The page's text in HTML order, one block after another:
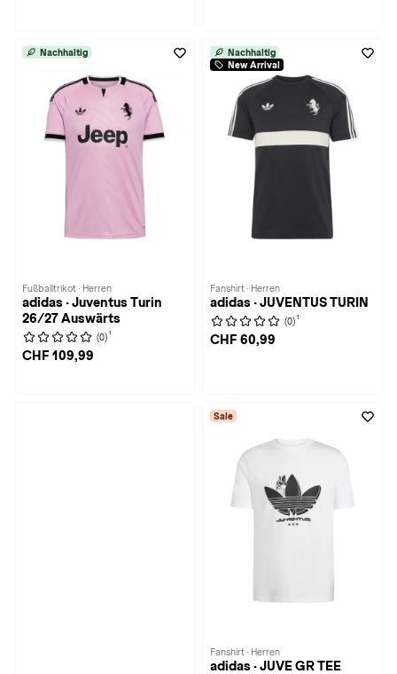
Nachhaltig
Fußballtrikot · Herren
adidas · Juventus Turin
26/27 Auswärts
(0) 1
CHF 109,99
Nachhaltig
New Arrival
Fanshirt · Herren
adidas · JUVENTUS TURIN
(0) 1
CHF 60,99
Sale
Fanshirt · Herren
adidas · JUVE GR TEE